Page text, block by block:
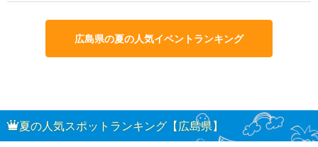
広島県の夏の人気イベントランキング
夏の人気スポットランキング【広島県】